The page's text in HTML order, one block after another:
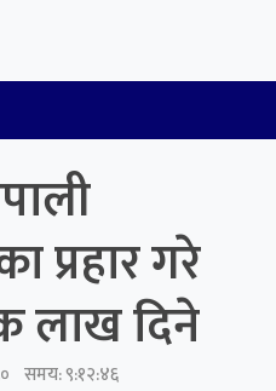
प्रहार गरे
लाख दिने
समय: ९:१२:४६